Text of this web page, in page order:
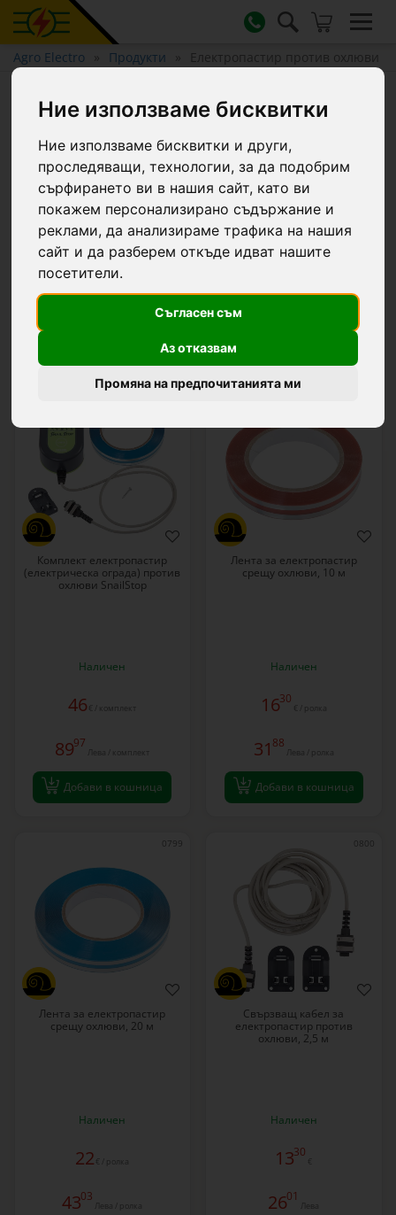
Ние използваме бисквитки
Ние използваме бисквитки и други,
проследяващи, технологии, за да подобрим
сърфирането ви в нашия сайт, като ви
покажем персонализирано съдържание и
реклами, да анализираме трафика на нашия
сайт и да разберем откъде идват нашите
посетители.
Съгласен съм
Аз отказвам
Промяна на предпочитанията ми
Agro Electro Продукти Електропастир против охлюви
Електропастир против
Оборудване и аксесоари за електрическа ограда
(електропастир) против охлюви - енергизатор, лента за
електрическа ограда против охлюви, конектор за лента.
Филтри...
0797
Комплект електропастир
(електрическа ограда) против
охлюви SnailStop
Наличен
46 € / комплект
8997
Лева / комплект
Добави в кошница
Лента за електропастир
срещу охлюви, 10 м
Наличен
1630
€ / ролка
31 88
Лева / ролка
Добави в кошница
0799
Лента за електропастир
срещу охлюви, 20 м
Наличен
22 € / ролка
4303
Лева / ролка
0800
Свързващ кабел за
електропастир против
охлюви, 2,5 м
Наличен
1330
€
2601
Лева